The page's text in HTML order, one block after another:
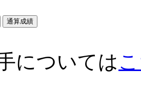
通算成績
については